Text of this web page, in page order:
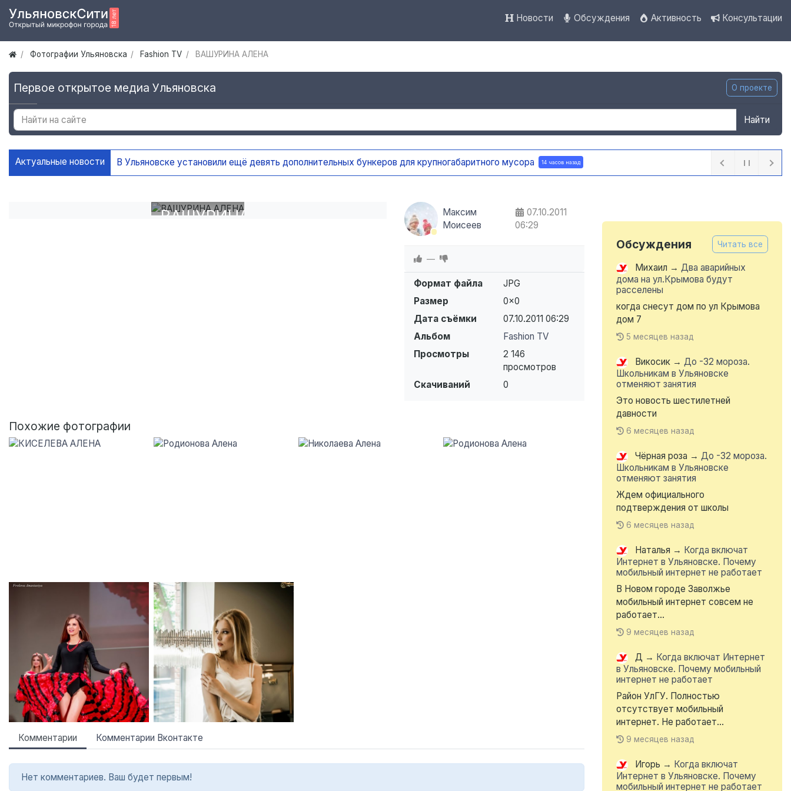
Новости Обсуждения Активность Консультации
Фотографии Ульяновска Fashion TV ВАШУРИНА АЛЕНА
Первое открытое медиа Ульяновска О проекте
Найти
Актуальные новости В Ульяновске установили ещё девять дополнительных бункеров для крупногабаритного мусора 14 часов назад
ВАШУРИНА
Максим
Моисеев
07.10.2011
06:29
—
Формат файла
JPG
Размер
0×0
Дата съёмки
07.10.2011 06:29
Альбом
Fashion TV
Просмотры
2 146
просмотров
Скачиваний
0
Похожие фотографии
Комментарии Комментарии Вконтакте
Нет комментариев. Ваш будет первым!
Обсуждения Читать все
Михаил → Два аварийных
дома на ул.Крымова будут
расселены
когда снесут дом по ул Крымова
дом 7
5 месяцев назад
Викосик → До -32 мороза.
Школьникам в Ульяновске
отменяют занятия
Это новость шестилетней
давности
6 месяцев назад
Чёрная роза → До -32 мороза.
Школьникам в Ульяновске
отменяют занятия
Ждем официального
подтверждения от школы
6 месяцев назад
Наталья → Когда включат
Интернет в Ульяновске. Почему
мобильный интернет не работает
В Новом городе Заволжье
мобильный интернет совсем не
работает...
9 месяцев назад
Д → Когда включат Интернет
в Ульяновске. Почему мобильный
интернет не работает
Район УлГУ. Полностью
отсутствует мобильный
интернет. Не работает...
9 месяцев назад
Игорь → Когда включат
Интернет в Ульяновске. Почему
мобильный интернет не работает